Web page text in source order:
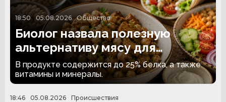
18:50 05.08.2026 Общество
Биолог назвала полезную
альтернативу мясу для
вегетарианцев
В продукте содержится до 25% белка, а также
витамины и минералы.
18:46 05.08.2026 Происшествия